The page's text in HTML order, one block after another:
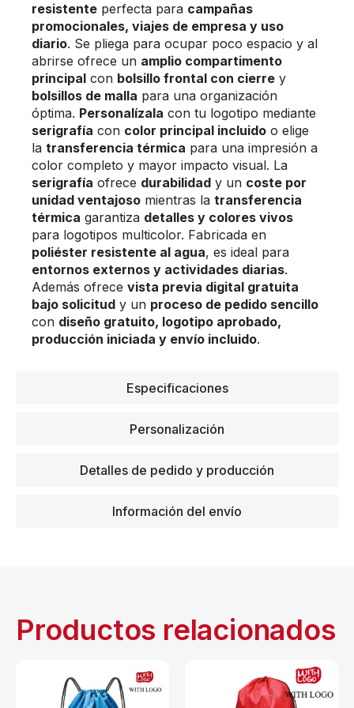
Especificaciones
Personalización
Detalles de pedido y producción
Información del envío
resistente perfecta para campañas
promocionales, viajes de empresa y uso
diario. Se pliega para ocupar poco espacio y al
abrirse ofrece un amplio compartimento
principal con bolsillo frontal con cierre y
bolsillos de malla para una organización
óptima. Personalízala con tu logotipo mediante
serigrafía con color principal incluido o elige
la transferencia térmica para una impresión a
color completo y mayor impacto visual. La
serigrafía ofrece durabilidad y un coste por
unidad ventajoso mientras la transferencia
térmica garantiza detalles y colores vivos
para logotipos multicolor. Fabricada en
poliéster resistente al agua, es ideal para
entornos externos y actividades diarias.
Además ofrece vista previa digital gratuita
bajo solicitud y un proceso de pedido sencillo
con diseño gratuito, logotipo aprobado,
producción iniciada y envío incluido.
Productos relacionados